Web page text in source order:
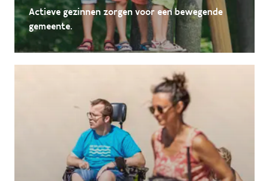
Actieve gezinnen zorgen voor een bewegende
gemeente.